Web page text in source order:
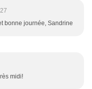
bonne journée, Sandrine
midi!